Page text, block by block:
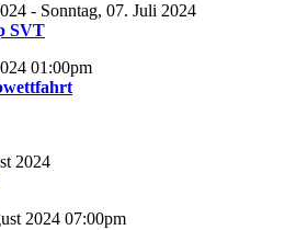
- Sonntag, 07. Juli 2024
SVT
01:00pm
2024
2024 07:00pm